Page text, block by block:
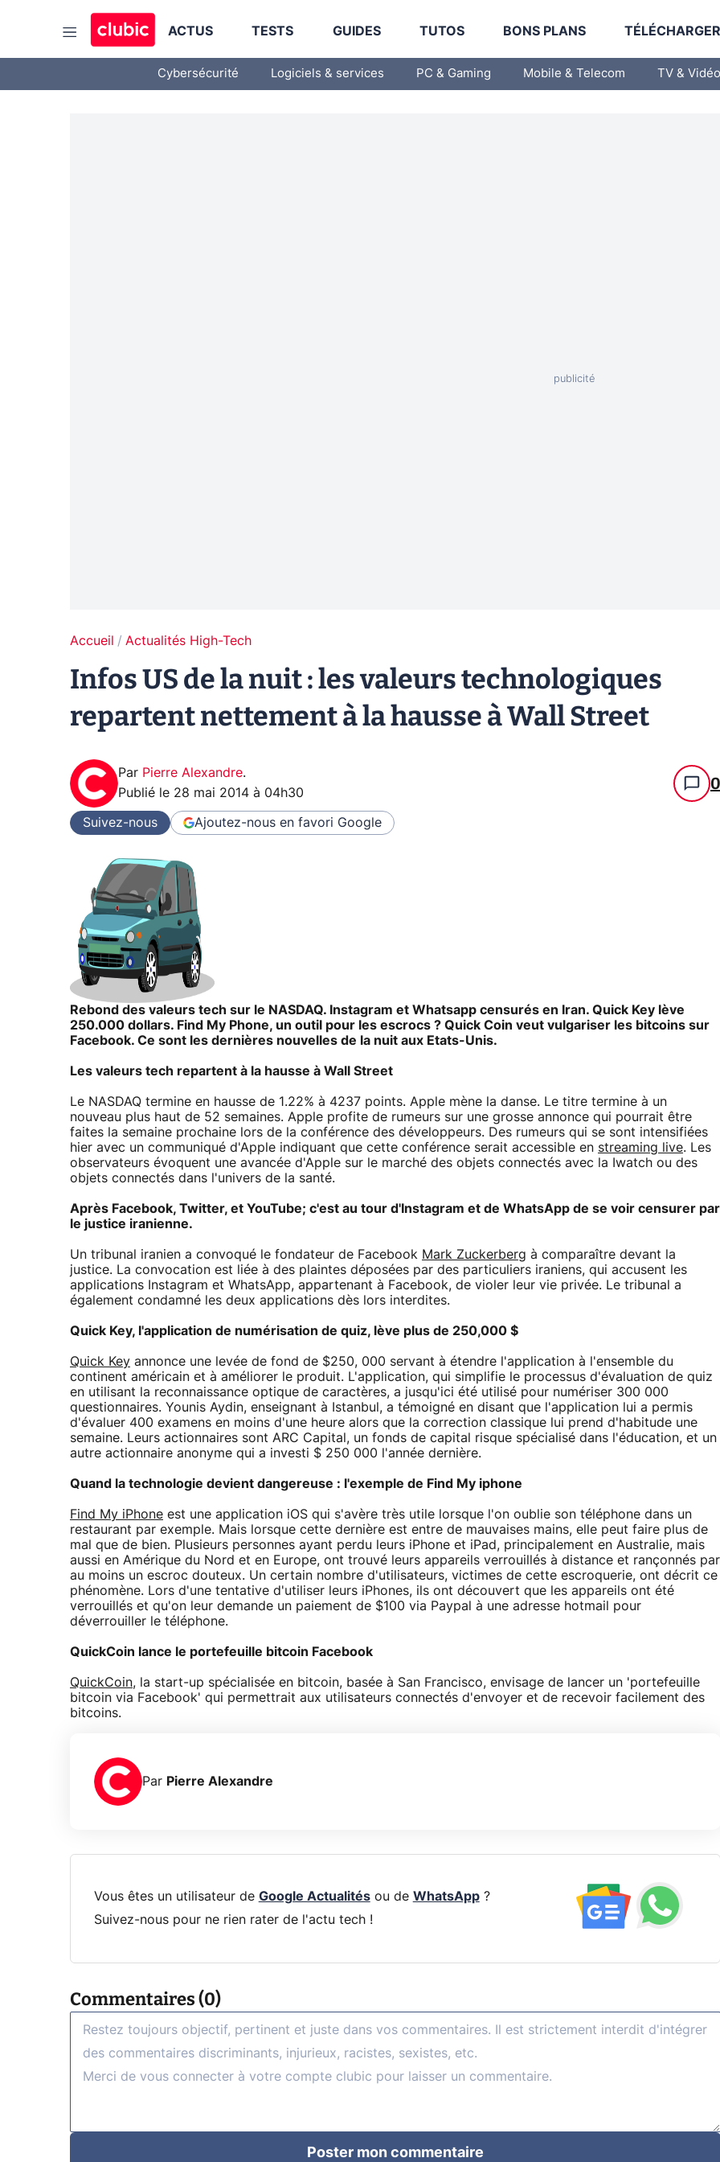
ACTUS TESTS GUIDES TUTOS BONS PLANS
Cybersécurité Logiciels & services PC & Gaming Mobile & Telecom TV & Vidéo
Accueil Actualités High-Tech
Infos US de la nuit : les valeurs technologiques
repartent nettement à la hausse à Wall Street
Par Pierre Alexandre.
Publié le 28 mai 2014 à 04h30 0
Suivez-nous Ajoutez-nous en favori Google
Rebond des valeurs tech sur le NASDAQ. Instagram et Whatsapp censurés en Iran. Quick Key lève
250.000 dollars. Find My Phone, un outil pour les escrocs ? Quick Coin veut vulgariser les bitcoins sur
Facebook. Ce sont les dernières nouvelles de la nuit aux Etats-Unis.
Les valeurs tech repartent à la hausse à Wall Street
Le NASDAQ termine en hausse de 1.22% à 4237 points. Apple mène la danse. Le titre termine à un
nouveau plus haut de 52 semaines. Apple profite de rumeurs sur une grosse annonce qui pourrait être
faites la semaine prochaine lors de la conférence des développeurs. Des rumeurs qui se sont intensifiées
hier avec un communiqué d'Apple indiquant que cette conférence serait accessible en streaming live. Les
observateurs évoquent une avancée d'Apple sur le marché des objets connectés avec la Iwatch ou des
objets connectés dans l'univers de la santé.
Après Facebook, Twitter, et YouTube; c'est au tour d'Instagram et de WhatsApp de se voir censurer par
le justice iranienne.
Un tribunal iranien a convoqué le fondateur de Facebook Mark Zuckerberg à comparaître devant la
justice. La convocation est liée à des plaintes déposées par des particuliers iraniens, qui accusent les
applications Instagram et WhatsApp, appartenant à Facebook, de violer leur vie privée. Le tribunal a
également condamné les deux applications dès lors interdites.
Quick Key, l'application de numérisation de quiz, lève plus de 250,000 $
Quick Key annonce une levée de fond de $250, 000 servant à étendre l'application à l'ensemble du
continent américain et à améliorer le produit. L'application, qui simplifie le processus d'évaluation de quiz
en utilisant la reconnaissance optique de caractères, a jusqu'ici été utilisé pour numériser 300 000
questionnaires. Younis Aydin, enseignant à Istanbul, a témoigné en disant que l'application lui a permis
d'évaluer 400 examens en moins d'une heure alors que la correction classique lui prend d'habitude une
semaine. Leurs actionnaires sont ARC Capital, un fonds de capital risque spécialisé dans l'éducation, et un
autre actionnaire anonyme qui a investi $ 250 000 l'année dernière.
Quand la technologie devient dangereuse : l'exemple de Find My iphone
Find My iPhone est une application iOS qui s'avère très utile lorsque l'on oublie son téléphone dans un
restaurant par exemple. Mais lorsque cette dernière est entre de mauvaises mains, elle peut faire plus de
mal que de bien. Plusieurs personnes ayant perdu leurs iPhone et iPad, principalement en Australie, mais
aussi en Amérique du Nord et en Europe, ont trouvé leurs appareils verrouillés à distance et rançonnés par
au moins un escroc douteux. Un certain nombre d'utilisateurs, victimes de cette escroquerie, ont décrit ce
phénomène. Lors d'une tentative d'utiliser leurs iPhones, ils ont découvert que les appareils ont été
verrouillés et qu'on leur demande un paiement de $100 via Paypal à une adresse hotmail pour
déverrouiller le téléphone.
QuickCoin lance le portefeuille bitcoin Facebook
QuickCoin, la start-up spécialisée en bitcoin, basée à San Francisco, envisage de lancer un 'portefeuille
bitcoin via Facebook' qui permettrait aux utilisateurs connectés d'envoyer et de recevoir facilement des
bitcoins.
Par Pierre Alexandre
Vous êtes un utilisateur de Google Actualitésou de WhatsApp?
Suivez-nous pour ne rien rater de l'actu tech !
Commentaires (0)
Poster mon commentaire